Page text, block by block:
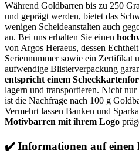
Während Goldbarren bis zu 250
und geprägt werden, bietet das
wenigen Scheideanstalten auch
an. Bei uns erhalten Sie einen
von Argos Heraeus, dessen
Seriennummer sowie ein Zertifikat
aufwendige Blisterverpackung
entspricht einem
lagern und transportieren. Nicht
ist die Nachfrage nach 100 g
Vermehrt lassen Banken und
Motivbarren mit ihrem Logo
✔️Informationen auf einen